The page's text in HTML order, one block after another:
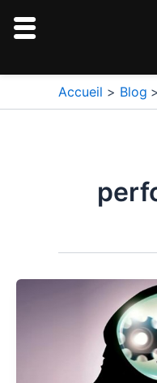
Accueil Blog